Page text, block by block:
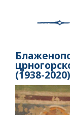
(1938-2020)